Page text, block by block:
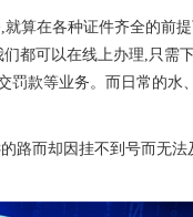
算在各种证件齐全的前
都可以在线上办理,只需
罚款等业务。而日常的水
路而却因挂不到号而无法